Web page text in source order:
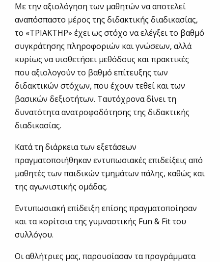
Με την αξιολόγηση των μαθητών να αποτελεί
αναπόσπαστο μέρος της διδακτικής διαδικασίας,
το «ΤΡΙΑΚΤΗΡ» έχει ως στόχο να ελέγξει το βαθμό
συγκράτησης πληροφοριών και γνώσεων, αλλά
κυρίως να υιοθετήσει μεθόδους και πρακτικές
που αξιολογούν το βαθμό επίτευξης των
διδακτικών στόχων, που έχουν τεθεί και των
βασικών δεξιο­τήτων. Ταυτόχρονα δίνει τη
δυνατότητα ανατροφοδότησης της διδακτικής
διαδικασίας.
Κατά τη διάρκεια των εξετάσεων
πραγματοποιήθηκαν εντυπωσιακές επιδείξεις από
μαθητές των παιδικών τμημάτων πάλης, καθώς και
της αγωνιστικής ομάδας.
Εντυπωσιακή επίδειξη επίσης πραγματοποίησαν
και τα κορίτσια της γυμναστικής Fun & Fit του
συλλόγου.
Οι αθλήτριες μας, παρουσίασαν τα προγράμματα